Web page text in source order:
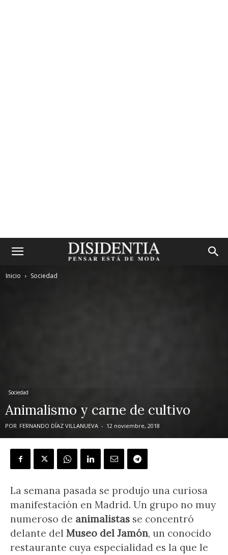
Inicio Sociedad
Sociedad
Animalismo y carne de cultivo
POR FERNANDO DÍAZ VILLANUEVA - 12 noviembre, 2018
La semana pasada se produjo una curiosa
manifestación en Madrid. Un grupo no muy
numeroso de animalistas se concentró
delante del Museo del Jamón, un conocido
restaurante cuya especialidad es la que le